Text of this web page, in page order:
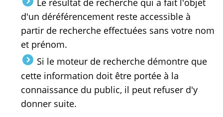
Le résultat de recherche qui a fait l'objet
d'un déréférencement reste accessible à
partir de recherche effectuées sans votre nom
et prénom.
Si le moteur de recherche démontre que
cette information doit être portée à la
connaissance du public, il peut refuser d'y
donner suite.